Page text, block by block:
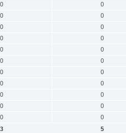
0 0
0 0
0 0
0 0
0 0
0 0
0 0
0 0
0 0
0 0
0 0
3 5